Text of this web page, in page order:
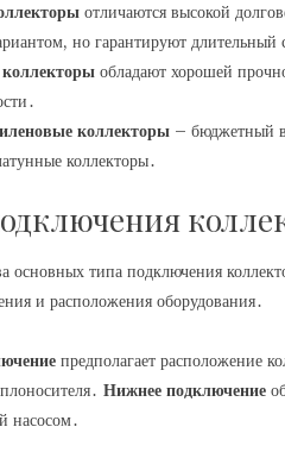
отличаются высокой
но гарантируют длительный
обладают хорошей
коллекторы – бюджетный
коллекторы․
основных типа подключения
и расположения оборудования․
предполагает расположение
Нижнее подключение
насосом․